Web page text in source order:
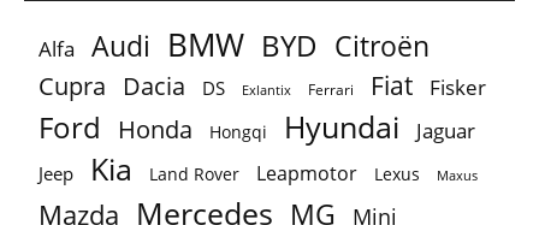
Alfa Audi BMW BYD Citroën
Cupra Dacia DS Exlantix Ferrari Fiat Fisker
Ford Honda Hongqi Hyundai Jaguar
Jeep Kia Land Rover Leapmotor Lexus Maxus
Mazda Mercedes MG Mini